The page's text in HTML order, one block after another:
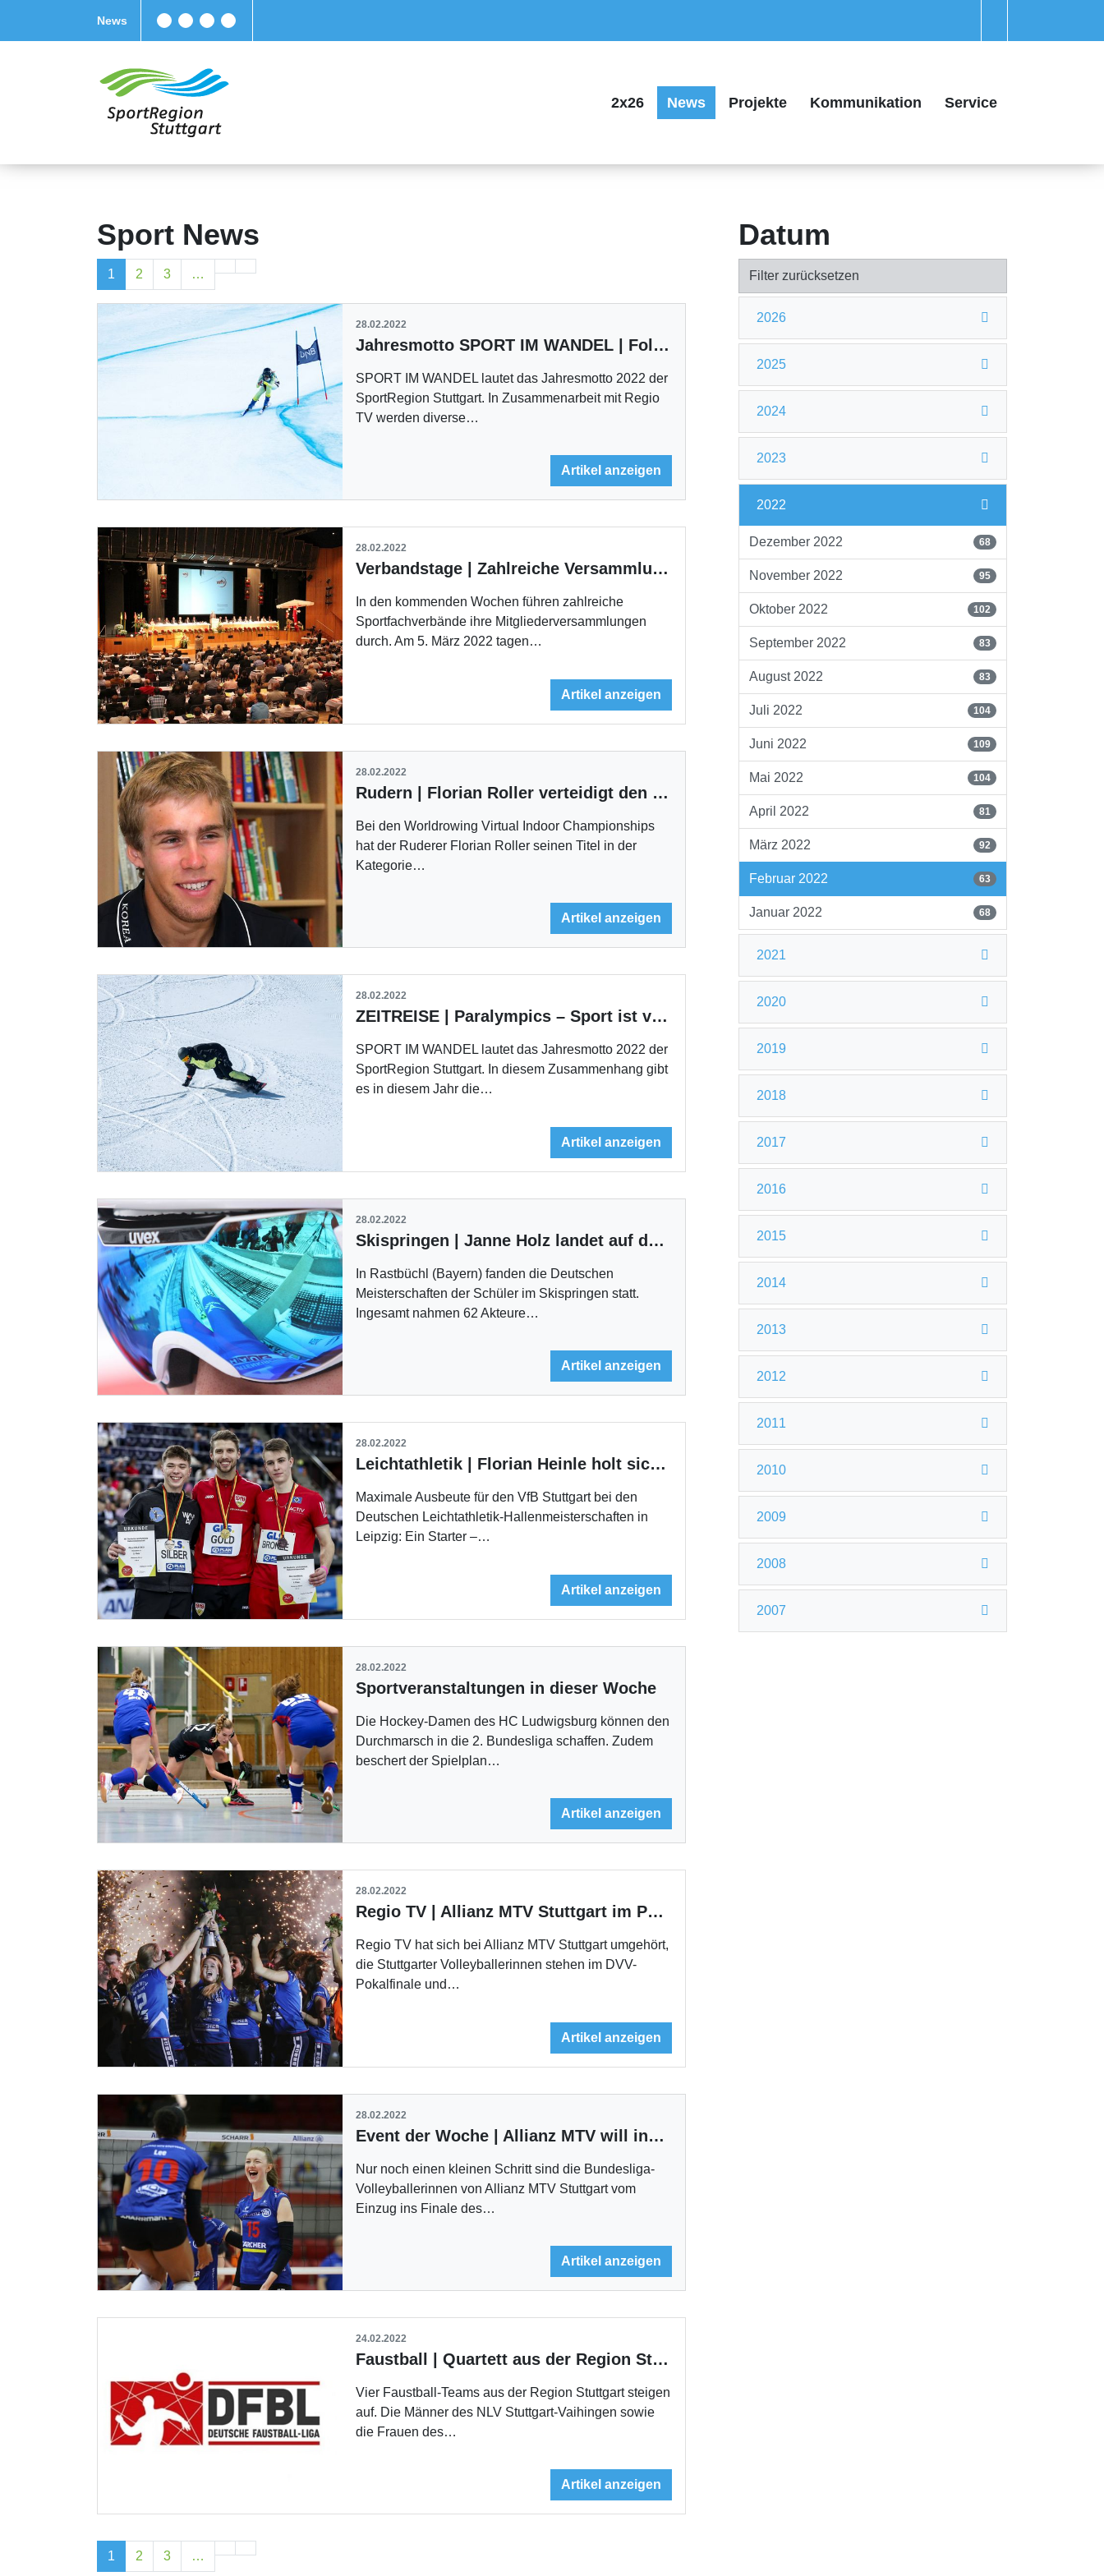
News
2x26 News Projekte Kommunikation Service
Sport News
1 2 3 …
28.02.2022
Jahresmotto SPORT IM WANDEL | Folge 2
SPORT IM WANDEL lautet das Jahresmotto 2022 der
SportRegion Stuttgart. In Zusammenarbeit mit Regio
TV werden diverse…
Artikel anzeigen
28.02.2022
Verbandstage | Zahlreiche Versammlungen stehen an
In den kommenden Wochen führen zahlreiche
Sportfachverbände ihre Mitgliederversammlungen
durch. Am 5. März 2022 tagen…
Artikel anzeigen
28.02.2022
Rudern | Florian Roller verteidigt den WM-Titel
Bei den Worldrowing Virtual Indoor Championships
hat der Ruderer Florian Roller seinen Titel in der
Kategorie…
Artikel anzeigen
28.02.2022
ZEITREISE | Paralympics – Sport ist vielfältig
SPORT IM WANDEL lautet das Jahresmotto 2022 der
SportRegion Stuttgart. In diesem Zusammenhang gibt
es in diesem Jahr die…
Artikel anzeigen
28.02.2022
Skispringen | Janne Holz landet auf dem ersten Platz
In Rastbüchl (Bayern) fanden die Deutschen
Meisterschaften der Schüler im Skispringen statt.
Ingesamt nahmen 62 Akteure…
Artikel anzeigen
28.02.2022
Leichtathletik | Florian Heinle holt sich den Titel
Maximale Ausbeute für den VfB Stuttgart bei den
Deutschen Leichtathletik-Hallenmeisterschaften in
Leipzig: Ein Starter –…
Artikel anzeigen
28.02.2022
Sportveranstaltungen in dieser Woche
Die Hockey-Damen des HC Ludwigsburg können den
Durchmarsch in die 2. Bundesliga schaffen. Zudem
beschert der Spielplan…
Artikel anzeigen
28.02.2022
Regio TV | Allianz MTV Stuttgart im Pokalfinale
Regio TV hat sich bei Allianz MTV Stuttgart umgehört,
die Stuttgarter Volleyballerinnen stehen im DVV-
Pokalfinale und…
Artikel anzeigen
28.02.2022
Event der Woche | Allianz MTV will ins CEV-Cup-Finale
Nur noch einen kleinen Schritt sind die Bundesliga-
Volleyballerinnen von Allianz MTV Stuttgart vom
Einzug ins Finale des…
Artikel anzeigen
24.02.2022
Faustball | Quartett aus der Region Stuttgart steigt auf
Vier Faustball-Teams aus der Region Stuttgart steigen
auf. Die Männer des NLV Stuttgart-Vaihingen sowie
die Frauen des…
Artikel anzeigen
1 2 3 …
Datum
Filter zurücksetzen
2026
2025
2024
2023
2022
Dezember 2022 68
November 2022 95
Oktober 2022 102
September 2022 83
August 2022 83
Juli 2022 104
Juni 2022 109
Mai 2022 104
April 2022 81
März 2022 92
Februar 2022 63
Januar 2022 68
2021
2020
2019
2018
2017
2016
2015
2014
2013
2012
2011
2010
2009
2008
2007